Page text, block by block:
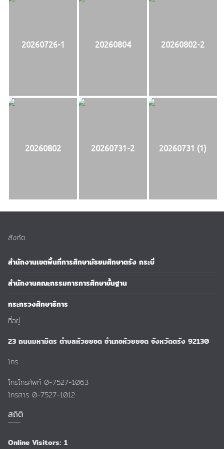
20260726-1 20260804 20260802-2
20260802 20260731-2 20260731 (1)
สังกัด
สำนักงานเขตพื้นที่การศึกษามัธยมศึกษาตรัง กระบี่
สำนักงานคณะกรรมการการศึกษาขั้นฐาน
กระทรวงศึกษาธิการ
ที่อยู่
23 ถนนมหามิตร ตำบลห้วยยอด อำเภอห้วยยอด จังหวัดตรัง 92130
โทร.
โทรโทรศัพท์ 0-7527-1063
โทรสาร 0-7527-1012
สถิติ
Online Visitors: 1